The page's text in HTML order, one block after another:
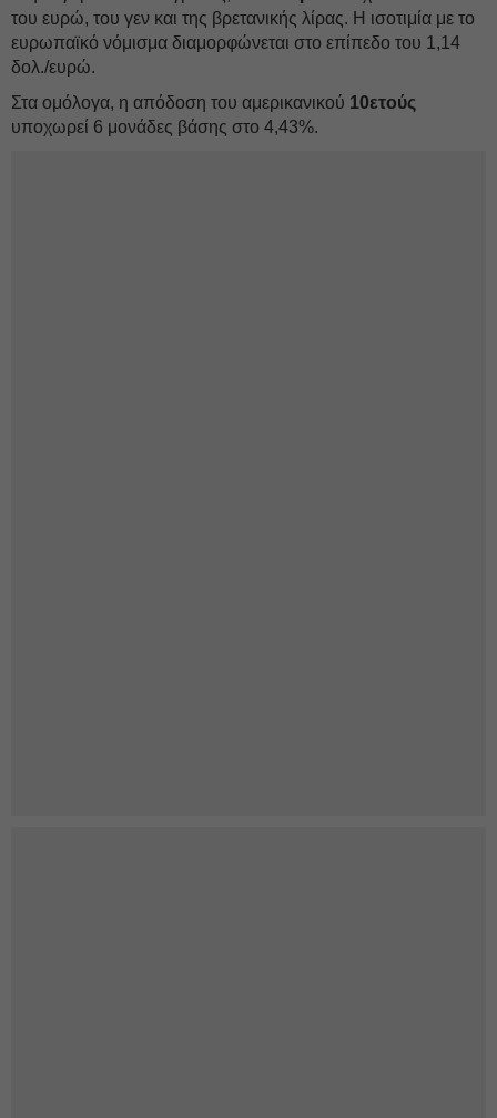
του ευρώ, του γεν και της βρετανικής λίρας. Η ισοτιμία με το
ευρωπαϊκό νόμισμα διαμορφώνεται στο επίπεδο του 1,14
δολ./ευρώ.
Στα ομόλογα, η απόδοση του αμερικανικού 10ετούς
υποχωρεί 6 μονάδες βάσης στο 4,43%.